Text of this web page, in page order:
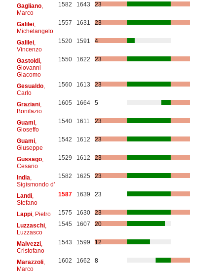
Gagliano,
Marco
1582 1643 23
Galilei,
Michelangelo
1557 1631 23
Galilei,
Vincenzo
1520 1591 4
Gastoldi,
Giovanni
Giacomo
1550 1622 23
Gesualdo,
Carlo
1560 1613 23
Graziani,
Bonifazio
1605 1664 5
Guami,
Gioseffo
1540 1611 23
Guami,
Giuseppe
1542 1612 23
Gussago,
Cesario
1529 1612 23
India
Sigismondo d'
1582 1625 23
Landi,
Stefano
1587 1639 23
Lappi, Pietro 1575 1630
23
Luzzaschi,
Luzzasco
1545 1607 20
Malvezzi,
Cristofano
1543 1599 12
Marazzoli,
Marco
1602 1662 8